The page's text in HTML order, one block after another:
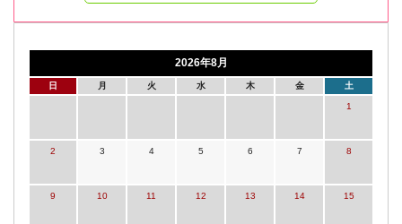
2026年8月
日 月 火 水 木 金 土
1
2 3 4 5 6 7 8
9 10 11 12 13 14 15